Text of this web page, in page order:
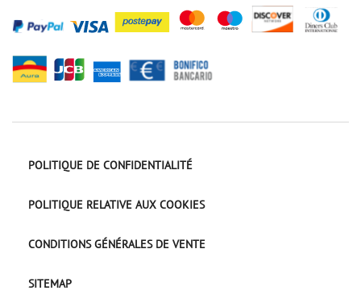
POLITIQUE DE CONFIDENTIALITÉ
POLITIQUE RELATIVE AUX COOKIES
CONDITIONS GÉNÉRALES DE VENTE
SITEMAP